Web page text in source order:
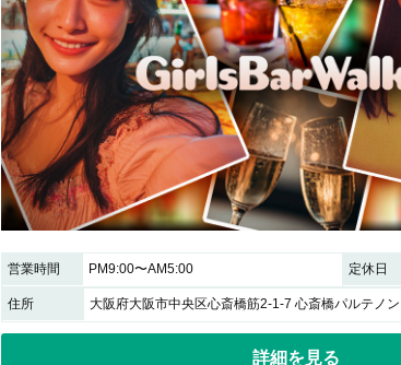
営業時間 PM9:00〜AM5:00 定休日
住所 大阪府大阪市中央区心斎橋筋2-1-7 心斎橋パルテノ
詳細を見る